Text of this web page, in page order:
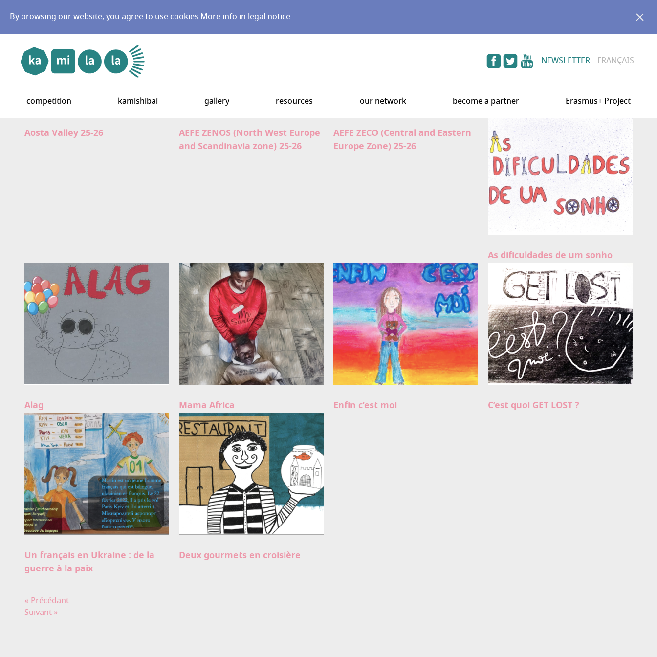
By browsing our website, you agree to use cookiesMore info in legal notice
Go to main menu
Go to content
NEWSLETTER
FRANÇAIS
competition kamishibai gallery resources our network become a partner Erasmus+ Project
Aosta Valley 25-26
AEFE ZENOS (North West Europe
and Scandinavia zone) 25-26
AEFE ZECO (Central and Eastern
Europe Zone) 25-26
As dificuldades de um sonho
Alag Mama Africa Enfin c’est moi C’est quoi GET LOST ?
Un français en Ukraine : de la
guerre à la paix
Deux gourmets en croisière
« Précédant
Suivant »